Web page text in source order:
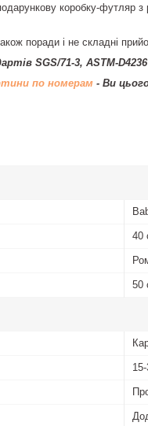
коробку-футляр
поради і не складні
SGS/71-3, ASTM-D4236
по номерам - Ви
40
50